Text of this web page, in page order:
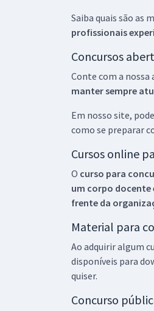
Saiba quais são as
profissionais
Concursos
Conte com a nossa
manter sempre
Em nosso site,
como se preparar
Cursos online
O curso para
um corpo docente
frente da
Material para
Ao adquirir algum
disponíveis para
quiser.
Concurso